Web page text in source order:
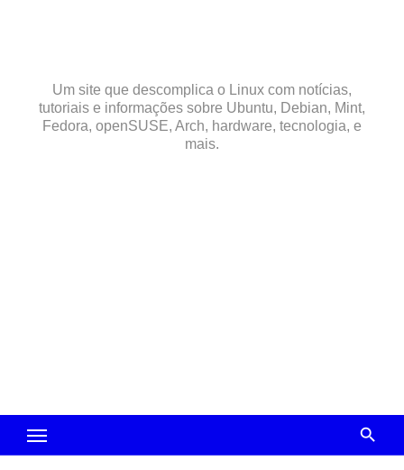
Um site que descomplica o Linux com notícias,
tutoriais e informações sobre Ubuntu, Debian, Mint,
Fedora, openSUSE, Arch, hardware, tecnologia, e
mais.